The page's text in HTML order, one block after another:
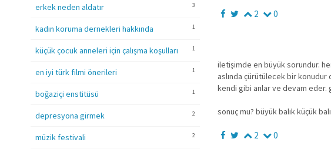
3
erkek neden aldatır
1
kadın koruma dernekleri hakkında
1
küçük çocuk anneleri için çalışma koşulları
1
en iyi türk filmi önerileri
1
boğaziçi enstitüsü
2
depresyona girmek
2
müzik festivali
2 0
iletişimde en büyük sorundur.
aslında çürütülecek bir konudur
kendi gibi anlar ve devam eder.
sonuç mu? büyük balık küçük
2 0